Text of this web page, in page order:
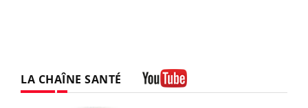
LA CHAÎNE SANTÉ